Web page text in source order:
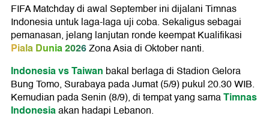
FIFA Matchday di awal September ini dijalani Timnas
Indonesia untuk laga-laga uji coba. Sekaligus sebagai
pemanasan, jelang lanjutan ronde keempat Kualifikasi
Piala Dunia 2026Zona Asia di Oktober nanti.
Indonesia vs Taiwan bakal berlaga di Stadion Gelora
Bung Tomo, Surabaya pada Jumat (5/9) pukul 20.30 WIB.
Kemudian pada Senin (8/9), di tempat yang samaTimnas
Indonesiaakan hadapi Lebanon.